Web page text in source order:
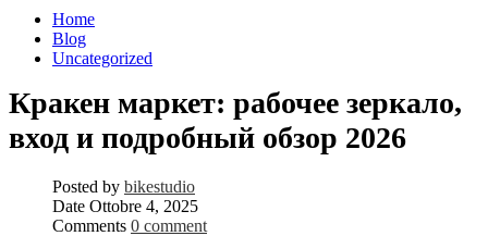
Home
Blog
Uncategorized
Кракен маркет: рабочее зеркало,
вход и подробный обзор 2026
Posted by bikestudio
Date Ottobre 4, 2025
Comments 0 comment